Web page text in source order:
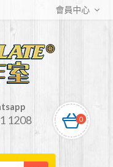
會員中心
1208 0